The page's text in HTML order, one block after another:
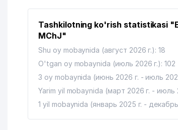
Tashkilotning ko'rish statistikasi
MChJ"
Shu oy mobaynida (август 2026 г.): 18
O'tgan oy mobaynida (июль 2026 г.): 102
3 oy mobaynida (июнь 2026 г. - июль
Yarim yil mobaynida (март 2026 г. - июль
1 yil mobaynida (январь 2025 г. - декабрь